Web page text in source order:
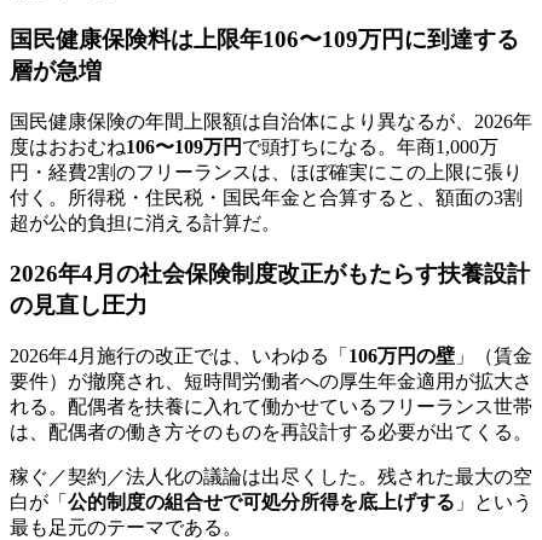
国民健康保険料は上限年106〜109万円に到達する
層が急増
国民健康保険の年間上限額は自治体により異なるが、2026年
度はおおむね106〜109万円 で頭打ちになる。年商1,000万
円・経費2割のフリーランスは、ほぼ確実にこの上限に張り
付く。所得税・住民税・国民年金と合算すると、額面の3割
超が公的負担に消える計算だ。
2026年4月の社会保険制度改正がもたらす扶養設計
の見直し圧力
2026年4月施行の改正では、いわゆる「 106万円の壁 」（賃金
要件）が撤廃され、短時間労働者への厚生年金適用が拡大さ
れる。配偶者を扶養に入れて働かせているフリーランス世帯
は、配偶者の働き方そのものを再設計する必要が出てくる。
稼ぐ／契約／法人化の議論は出尽くした。残された最大の空
白が「 公的制度の組合せで可処分所得を底上げする 」という
最も足元のテーマである。